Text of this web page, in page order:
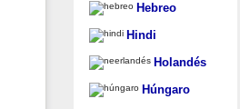
Hebreo
Hindi
Holandés
Húngaro